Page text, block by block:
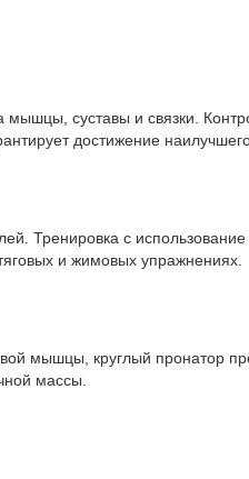
суставы и связки.
достижение наилучшего
Тренировка с
и жимовых упражнениях.
мышцы, круглый пронатор
массы.